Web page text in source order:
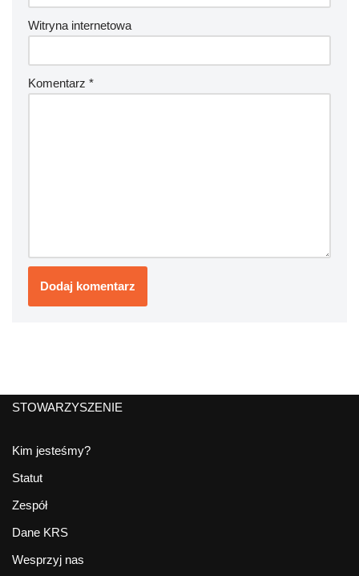
Witryna internetowa
Komentarz *
STOWARZYSZENIE
Kim jesteśmy?
Statut
Zespół
Dane KRS
Wesprzyj nas